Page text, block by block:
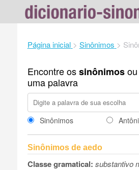
Página inicial > Sinônimos >
Encontre ossinônimosou
uma palavra
Sinônimos
Sinônimos de aedo
Classe gramatical: substantivo